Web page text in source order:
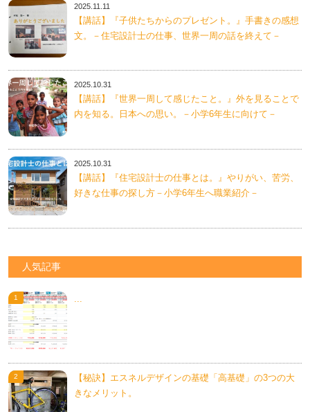
2025.11.11
【講話】『子供たちからのプレゼント。』手書きの感想
文。－住宅設計士の仕事、世界一周の話を終えて－
2025.10.31
【講話】『世界一周して感じたこと。』外を見ることで
内を知る。日本への思い。－小学6年生に向けて－
2025.10.31
【講話】『住宅設計士の仕事とは。』やりがい、苦労、
好きな仕事の探し方－小学6年生へ職業紹介－
人気記事
...
【秘訣】エスネルデザインの基礎「高基礎」の3つの大
きなメリット。